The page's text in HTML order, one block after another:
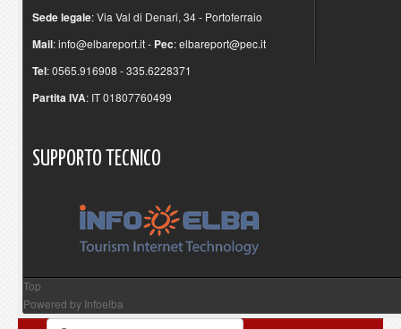
Sede legale: Via Val di Denari, 34 - Portoferraio
Mail:info@elbareport.it- Pec:elbareport@pec.it
Tel: 0565.916908 - 335.6228371
Partita IVA: IT 01807760499
SUPPORTO TECNICO
Top
Powered by Infoelba